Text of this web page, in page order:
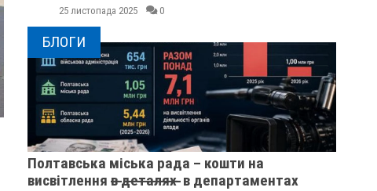
25 листопада 2025 0
БЛОГИ
Полтавська міська рада – кошти на
висвітлення в̶ ̶д̶е̶т̶а̶л̶я̶х̶ ̶ в департаментах